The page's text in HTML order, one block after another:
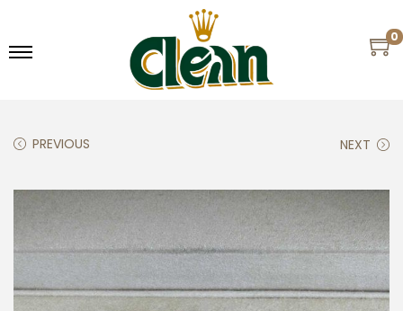
0
PREVIOUS NEXT